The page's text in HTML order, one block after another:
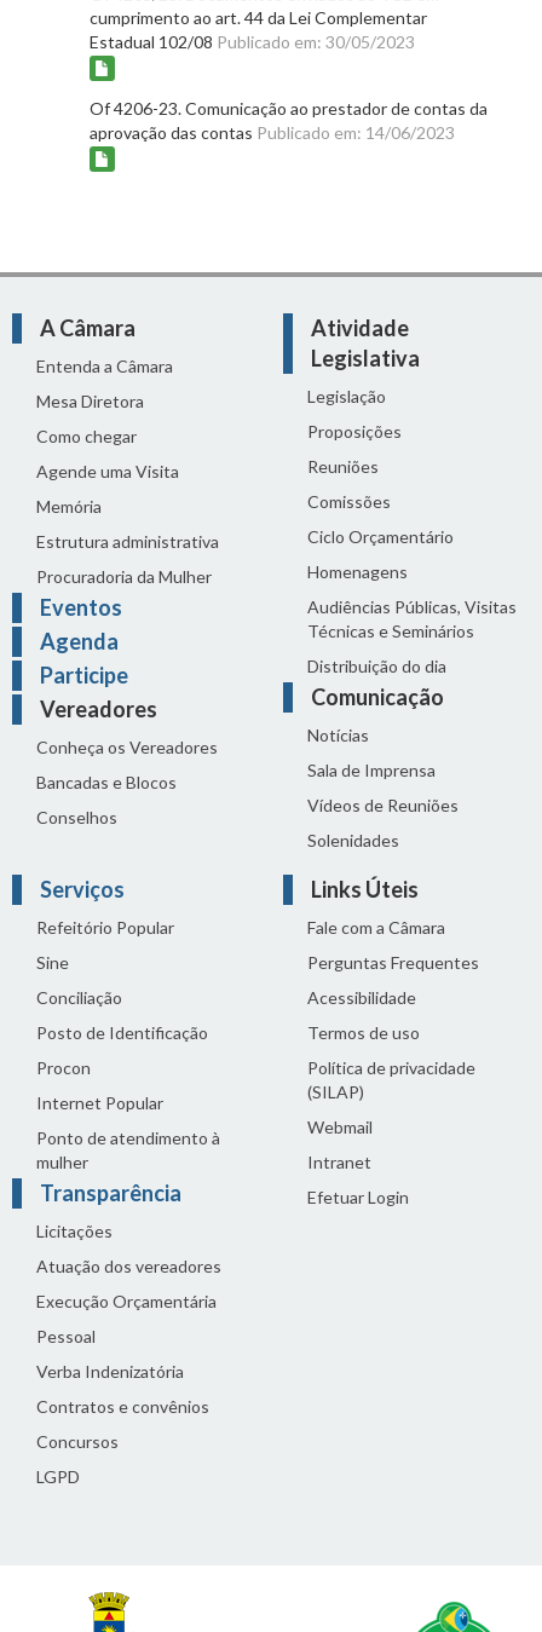
cumprimento ao art. 44 da Lei Complementar
Estadual 102/08 Publicado em: 30/05/2023
Of 4206-23. Comunicação ao prestador de contas da
aprovação das contas Publicado em: 14/06/2023
A Câmara
Entenda a Câmara
Mesa Diretora
Como chegar
Agende uma Visita
Memória
Estrutura administrativa
Procuradoria da Mulher
Eventos
Agenda
Participe
Vereadores
Conheça os Vereadores
Bancadas e Blocos
Conselhos
Atividade
Legislativa
Legislação
Proposições
Reuniões
Comissões
Ciclo Orçamentário
Homenagens
Audiências Públicas, Visitas
Técnicas e Seminários
Distribuição do dia
Comunicação
Notícias
Sala de Imprensa
Vídeos de Reuniões
Solenidades
Serviços
Refeitório Popular
Sine
Conciliação
Posto de Identificação
Procon
Internet Popular
Ponto de atendimento à
mulher
Transparência
Licitações
Atuação dos vereadores
Execução Orçamentária
Pessoal
Verba Indenizatória
Contratos e convênios
Concursos
LGPD
Links Úteis
Fale com a Câmara
Perguntas Frequentes
Acessibilidade
Termos de uso
Política de privacidade
(SILAP)
Webmail
Intranet
Efetuar Login